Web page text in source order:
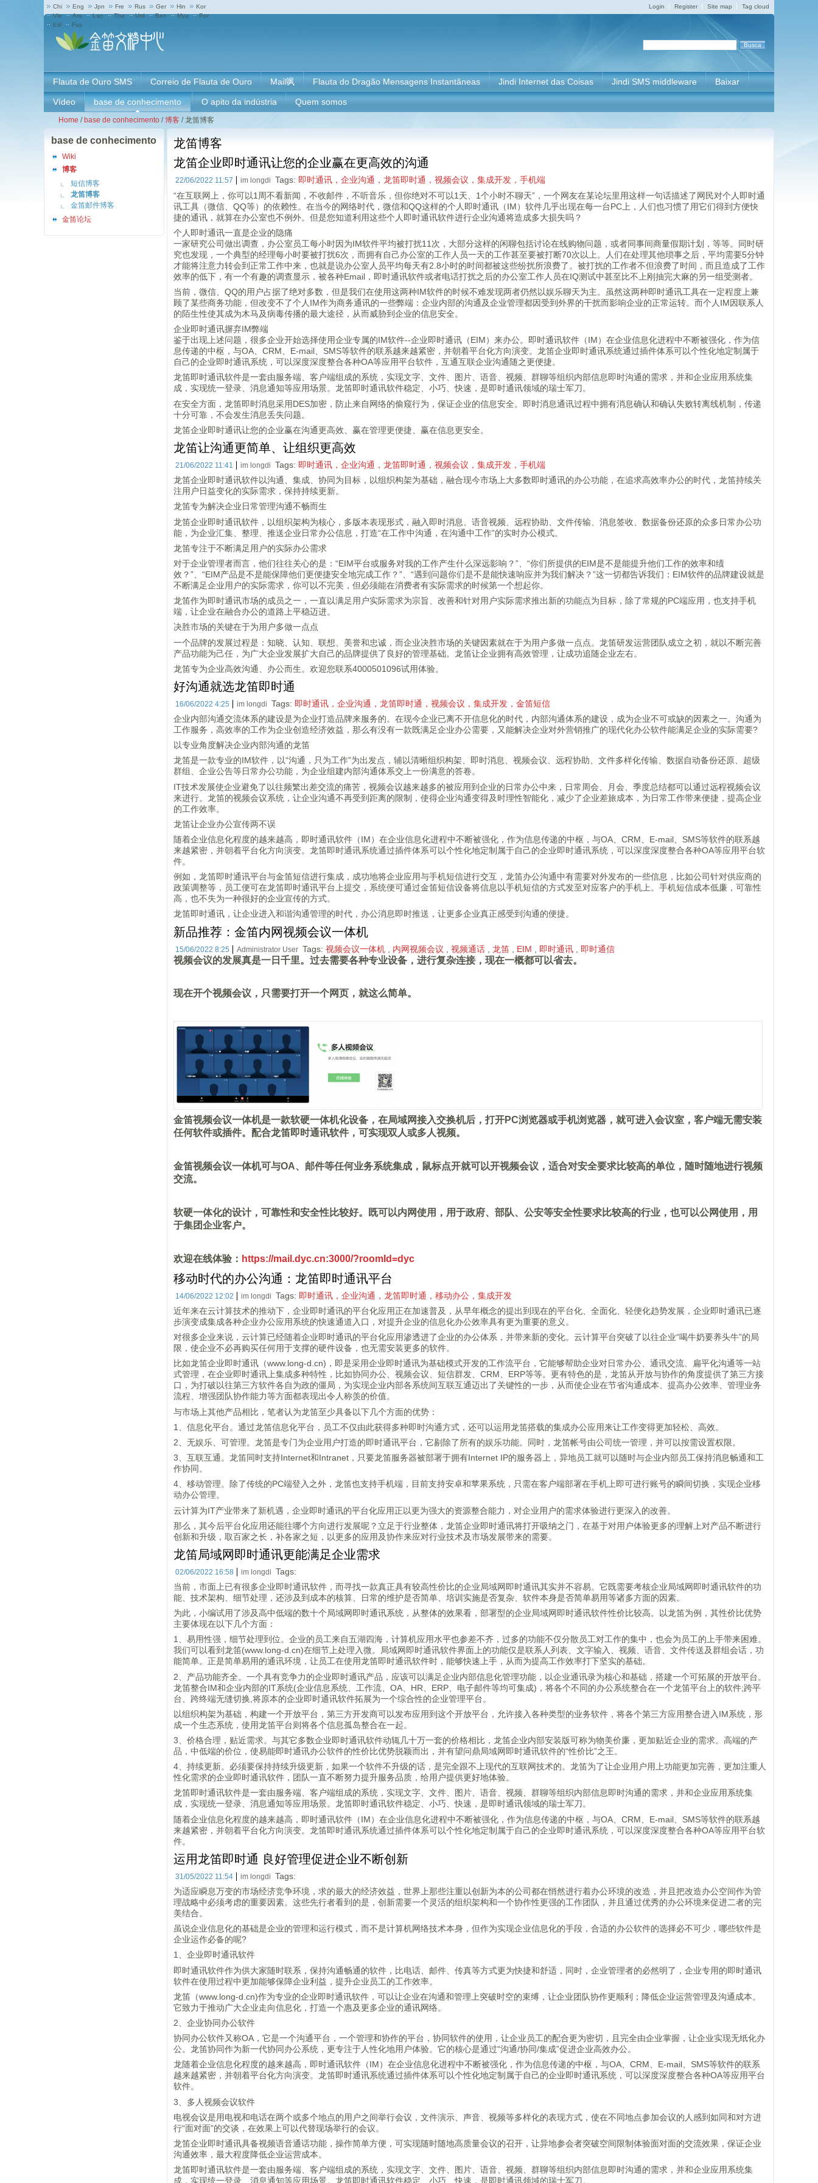
Chi Eng Jpn Fre Rus Ger Hin
Kor
Vie
Ara Lao Tha Urd Ben Mya
Por
Esl
Fas
Tag cloud
Site map
Register
Login
Flauta de Ouro SMS Correio de Flauta de Ouro Mail飒 Flauta do Dragão Mensagens Instantâneas Jindi Internet das Coisas Jindi SMS middleware Baixar
Vídeo base de conhecimento O apito da indústria Quem somos
Home / base de conhecimento / 博客 / 龙笛博客
base de conhecimento
Wiki
博客
短信博客
龙笛博客
金笛邮件博客
金笛论坛
龙笛博客
龙笛企业即时通讯让您的企业赢在更高效的沟通
22/06/2022 11:57 im longdi Tags: 即时通讯，企业沟通，龙笛即时通，视频会议，集成开发，手机端
“在互联网上，你可以1周不看新闻，不收邮件，不听音乐，但你绝对不可以1天、1个小时不聊天”，一个网友在某论坛里用这样一句话描述了网民对个人即时通
讯工具（微信、QQ等）的依赖性。在当今的网络时代，微信和QQ这样的个人即时通讯（IM）软件几乎出现在每一台PC上，人们也习惯了用它们得到方便快
捷的通讯，就算在办公室也不例外。但是您知道利用这些个人即时通讯软件进行企业沟通将造成多大损失吗？
个人即时通讯一直是企业的隐痛
一家研究公司做出调查，办公室员工每小时因为IM软件平均被打扰11次，大部分这样的闲聊包括讨论在线购物问题，或者同事间商量假期计划，等等。同时研
究也发现，一个典型的经理每小时要被打扰6次，而拥有自己办公室的工作人员一天的工作甚至要被打断70次以上。人们在处理其他琐事之后，平均需要5分钟
才能将注意力转会到正常工作中来，也就是说办公室人员平均每天有2.8小时的时间都被这些纷扰所浪费了。被打扰的工作者不但浪费了时间，而且造成了工作
效率的低下，有一个有趣的调查显示，被各种Email，即时通讯软件或者电话打扰之后的办公室工作人员在IQ测试中甚至比不上刚抽完大麻的另一组受测者。
当前，微信、QQ的用户占据了绝对多数，但是我们在使用这两种IM软件的时候不难发现两者仍然以娱乐聊天为主。虽然这两种即时通讯工具在一定程度上兼
顾了某些商务功能，但改变不了个人IM作为商务通讯的一些弊端：企业内部的沟通及企业管理都因受到外界的干扰而影响企业的正常运转。而个人IM因联系人
的陌生性使其成为木马及病毒传播的最大途径，从而威胁到企业的信息安全。
企业即时通讯摒弃IM弊端
鉴于出现上述问题，很多企业开始选择使用企业专属的IM软件--企业即时通讯（EIM）来办公。即时通讯软件（IM）在企业信息化进程中不断被强化，作为信
息传递的中枢，与OA、CRM、E-mail、SMS等软件的联系越来越紧密，并朝着平台化方向演变。龙笛企业即时通讯系统通过插件体系可以个性化地定制属于
自己的企业即时通讯系统，可以深度深度整合各种OA等应用平台软件，互通互联企业沟通随之更便捷。
龙笛即时通讯软件是一套由服务端、客户端组成的系统，实现文字、文件、图片、语音、视频、群聊等组织内部信息即时沟通的需求，并和企业应用系统集
成，实现统一登录、消息通知等应用场景。龙笛即时通讯软件稳定、小巧、快速，是即时通讯领域的瑞士军刀。
在安全方面，龙笛即时消息采用DES加密，防止来自网络的偷窥行为，保证企业的信息安全。即时消息通讯过程中拥有消息确认和确认失败转离线机制，传递
十分可靠，不会发生消息丢失问题。
龙笛企业即时通讯让您的企业赢在沟通更高效、赢在管理更便捷、赢在信息更安全。
龙笛让沟通更简单、让组织更高效
21/06/2022 11:41 im longdi Tags: 即时通讯，企业沟通，龙笛即时通，视频会议，集成开发，手机端
龙笛企业即时通讯软件以沟通、集成、协同为目标，以组织构架为基础，融合现今市场上大多数即时通讯的办公功能，在追求高效率办公的时代，龙笛持续关
注用户日益变化的实际需求，保持持续更新。
龙笛专为解决企业日常管理沟通不畅而生
龙笛企业即时通讯软件，以组织架构为核心，多版本表现形式，融入即时消息、语音视频、远程协助、文件传输、消息签收、数据备份还原的众多日常办公功
能，为企业汇集、整理、推送企业日常办公信息，打造“在工作中沟通，在沟通中工作”的实时办公模式。
龙笛专注于不断满足用户的实际办公需求
对于企业管理者而言，他们往往关心的是：“EIM平台或服务对我的工作产生什么深远影响？”、“你们所提供的EIM是不是能提升他们工作的效率和绩
效？”、“EIM产品是不是能保障他们更便捷安全地完成工作？”、“遇到问题你们是不是能快速响应并为我们解决？”这一切都告诉我们：EIM软件的品牌建设就是
不断满足企业用户的实际需求，你可以不完美，但必须能在消费者有实际需求的时候第一个想起你。
龙笛作为即时通讯市场的成员之一，一直以满足用户实际需求为宗旨、改善和针对用户实际需求推出新的功能点为目标，除了常规的PC端应用，也支持手机
端，让企业在融合办公的道路上平稳迈进。
决胜市场的关键在于为用户多做一点点
一个品牌的发展过程是：知晓、认知、联想、美誉和忠诚，而企业决胜市场的关键因素就在于为用户多做一点点。龙笛研发运营团队成立之初，就以不断完善
产品功能为己任，为广大企业发展扩大自己的品牌提供了良好的管理基础。龙笛让企业拥有高效管理，让成功追随企业左右。
龙笛专为企业高效沟通、办公而生。欢迎您联系4000501096试用体验。
好沟通就选龙笛即时通
16/06/2022 4:25 im longdi Tags: 即时通讯，企业沟通，龙笛即时通，视频会议，集成开发，金笛短信
企业内部沟通交流体系的建设是为企业打造品牌来服务的。在现今企业已离不开信息化的时代，内部沟通体系的建设，成为企业不可或缺的因素之一。沟通为
工作服务，高效率的工作为企业创造经济效益，那么有没有一款既满足企业办公需要，又能解决企业对外营销推广的现代化办公软件能满足企业的实际需要?
以专业角度解决企业内部沟通的龙笛
龙笛是一款专业的IM软件，以“沟通，只为工作”为出发点，辅以清晰组织构架、即时消息、视频会议、远程协助、文件多样化传输、数据自动备份还原、超级
群组、企业公告等日常办公功能，为企业组建内部沟通体系交上一份满意的答卷。
IT技术发展使企业避免了以往频繁出差交流的痛苦，视频会议越来越多的被应用到企业的日常办公中来，日常周会、月会、季度总结都可以通过远程视频会议
来进行。龙笛的视频会议系统，让企业沟通不再受到距离的限制，使得企业沟通变得及时理性智能化，减少了企业差旅成本，为日常工作带来便捷，提高企业
的工作效率。
龙笛让企业办公宣传两不误
随着企业信息化程度的越来越高，即时通讯软件（IM）在企业信息化进程中不断被强化，作为信息传递的中枢，与OA、CRM、E-mail、SMS等软件的联系越
来越紧密，并朝着平台化方向演变。龙笛即时通讯系统通过插件体系可以个性化地定制属于自己的企业即时通讯系统，可以深度深度整合各种OA等应用平台软
件。
例如，龙笛即时通讯平台与金笛短信进行集成，成功地将企业应用与手机短信进行交互，龙笛办公沟通中有需要对外发布的一些信息，比如公司针对供应商的
政策调整等，员工便可在龙笛即时通讯平台上提交，系统便可通过金笛短信设备将信息以手机短信的方式发至对应客户的手机上。手机短信成本低廉，可靠性
高，也不失为一种很好的企业宣传的方式。
龙笛即时通讯，让企业进入和谐沟通管理的时代，办公消息即时推送，让更多企业真正感受到沟通的便捷。
新品推荐：金笛内网视频会议一体机
15/06/2022 8:25 Administrator User Tags: 视频会议一体机, 内网视频会议 视频通话, 龙笛, EIM 即时通讯, 即时通信
视频会议的发展真是一日千里。过去需要各种专业设备，进行复杂连接，现在一概都可以省去。
现在开个视频会议，只需要打开一个网页，就这么简单。
金笛视频会议一体机是一款软硬一体机化设备，在局域网接入交换机后，打开PC浏览器或手机浏览器，就可进入会议室，客户端无需安装
任何软件或插件。配合龙笛即时通讯软件，可实现双人或多人视频。
金笛视频会议一体机可与OA、邮件等任何业务系统集成，鼠标点开就可以开视频会议，适合对安全要求比较高的单位，随时随地进行视频
交流。
软硬一体化的设计，可靠性和安全性比较好。既可以内网使用，用于政府、部队、公安等安全性要求比较高的行业，也可以公网使用，用
于集团企业客户。
欢迎在线体验： https://mail.dyc.cn:3000/?roomId=dyc
移动时代的办公沟通：龙笛即时通讯平台
14/06/2022 12:02 im longdi Tags: 即时通讯，企业沟通，龙笛即时通，移动办公，集成开发
近年来在云计算技术的推动下，企业即时通讯的平台化应用正在加速普及，从早年概念的提出到现在的平台化、全面化、轻便化趋势发展，企业即时通讯已逐
步演变成集成各种企业办公应用系统的快速通道入口，对提升企业的信息化办公效率具有更为重要的意义。
对很多企业来说，云计算已经随着企业即时通讯的平台化应用渗透进了企业的办公体系，并带来新的变化。云计算平台突破了以往企业“喝牛奶要养头牛”的局
限，使企业不必再购买任何用于支撑的硬件设备，也无需安装更多的软件。
比如龙笛企业即时通讯（www.long-d.cn)，即是采用企业即时通讯为基础模式开发的工作流平台，它能够帮助企业对日常办公、通讯交流、扁平化沟通等一站
式管理，在企业即时通讯上集成多种特性，比如协同办公、视频会议、短信群发、CRM、ERP等等。更有特色的是，龙笛从开放与协作的角度提供了第三方接
口，为打破以往第三方软件各自为政的僵局，为实现企业内部各系统间互联互通迈出了关键性的一步，从而使企业在节省沟通成本、提高办公效率、管理业务
流程、增强团队协作能力等方面都表现出令人称羡的价值。
与市场上其他产品相比，笔者认为龙笛至少具备以下几个方面的优势：
1、信息化平台。通过龙笛信息化平台，员工不仅由此获得多种即时沟通方式，还可以运用龙笛搭载的集成办公应用来让工作变得更加轻松、高效。
2、无娱乐、可管理。龙笛是专门为企业用户打造的即时通讯平台，它剔除了所有的娱乐功能。同时，龙笛帐号由公司统一管理，并可以按需设置权限。
3、互联互通。龙笛同时支持Internet和Intranet，只要龙笛服务器被部署于拥有Internet IP的服务器上，异地员工就可以随时与企业内部员工保持消息畅通和工
作协同。
4、移动管理。除了传统的PC端登入之外，龙笛也支持手机端，目前支持安卓和苹果系统，只需在客户端部署在手机上即可进行账号的瞬间切换，实现企业移
动办公管理。
云计算为IT产业带来了新机遇，企业即时通讯的平台化应用正以更为强大的资源整合能力，对企业用户的需求体验进行更深入的改善。
那么，其今后平台化应用还能往哪个方向进行发展呢？立足于行业整体，龙笛企业即时通讯将打开吸纳之门，在基于对用户体验更多的理解上对产品不断进行
创新和升级，取百家之长，补各家之短，以更多的应用及协作来应对行业技术及市场发展带来的需要。
龙笛局域网即时通讯更能满足企业需求
02/06/2022 16:58 im longdi Tags:
当前，市面上已有很多企业即时通讯软件，而寻找一款真正具有较高性价比的企业局域网即时通讯其实并不容易。它既需要考核企业局域网即时通讯软件的功
能、技术架构、细节处理，还涉及到成本的核算、日常的维护是否简单、培训实施是否复杂、软件本身是否简单易用等诸多方面的因素。
为此，小编试用了涉及高中低端的数十个局域网即时通讯系统，从整体的效果看，部署型的企业局域网即时通讯软件性价比较高。以龙笛为例，其性价比优势
主要体现在以下几个方面：
1、易用性强，细节处理到位。企业的员工来自五湖四海，计算机应用水平也参差不齐，过多的功能不仅分散员工对工作的集中，也会为员工的上手带来困难。
我们可以看到龙笛(www.long-d.cn)在细节上处理入微。局域网即时通讯软件界面上的功能仅是联系人列表、文字输入、视频、语音、文件传送及群组会话，功
能简单。正是简单易用的通讯环境，让员工在使用龙笛即时通讯软件时，能够快速上手，从而为提高工作效率打下坚实的基础。
2、产品功能齐全。一个具有竞争力的企业即时通讯产品，应该可以满足企业内部信息化管理功能，以企业通讯录为核心和基础，搭建一个可拓展的开放平台。
龙笛整合IM和企业内部的IT系统(企业信息系统、工作流、OA、HR、ERP、电子邮件等均可集成)，将各个不同的办公系统整合在一个龙笛平台上的软件;跨平
台、跨终端无缝切换,将原本的企业即时通讯软件拓展为一个综合性的企业管理平台。
以组织构架为基础，构建一个开放平台，第三方开发商可以发布应用到这个开放平台，允许接入各种类型的业务软件，将各个第三方应用整合进入IM系统，形
成一个生态系统，使用龙笛平台则将各个信息孤岛整合在一起。
3、价格合理，贴近需求。与其它多数企业即时通讯软件动辄几十万一套的价格相比，龙笛企业内部安装版可称为物美价廉，更加贴近企业的需求。高端的产
品，中低端的价位，使易能即时通讯办公软件的性价比优势脱颖而出，并有望问鼎局域网即时通讯软件的“性价比”之王。
4、持续更新。必须要保持持续升级更新，如果一个软件不升级的话，是完全跟不上现代的互联网技术的。龙笛为了让企业用户用上功能更加完善，更加注重人
性化需求的企业即时通讯软件，团队一直不断努力提升服务品质，给用户提供更好地体验。
龙笛即时通讯软件是一套由服务端、客户端组成的系统，实现文字、文件、图片、语音、视频、群聊等组织内部信息即时沟通的需求，并和企业应用系统集
成，实现统一登录、消息通知等应用场景。龙笛即时通讯软件稳定、小巧、快速，是即时通讯领域的瑞士军刀。
随着企业信息化程度的越来越高，即时通讯软件（IM）在企业信息化进程中不断被强化，作为信息传递的中枢，与OA、CRM、E-mail、SMS等软件的联系越
来越紧密，并朝着平台化方向演变。龙笛即时通讯系统通过插件体系可以个性化地定制属于自己的企业即时通讯系统，可以深度深度整合各种OA等应用平台软
件。
运用龙笛即时通 良好管理促进企业不断创新
31/05/2022 11:54 im longdi Tags:
为适应瞬息万变的市场经济竞争环境，求的最大的经济效益，世界上那些注重以创新为本的公司都在悄然进行着办公环境的改造，并且把改造办公空间作为管
理战略中必须考虑的重要因素。这些先行者看到的是，创新需要一个灵活的组织架构和一个协作性更强的工作团队，并且通过优秀的办公环境来促进二者的完
美结合。
虽说企业信息化的基础是企业的管理和运行模式，而不是计算机网络技术本身，但作为实现企业信息化的手段，合适的办公软件的选择必不可少，哪些软件是
企业运作必备的呢?
1、企业即时通讯软件
即时通讯软件作为供大家随时联系，保持沟通畅通的软件，比电话、邮件、传真等方式更为快捷和舒适，同时，企业管理者的必然明了，企业专用的即时通讯
软件在使用过程中更加能够保障企业利益，提升企业员工的工作效率。
龙笛（www.long-d.cn)作为专业的企业即时通讯软件，可以让企业在沟通和管理上突破时空的束缚，让企业团队协作更顺利；降低企业运营管理及沟通成本。
它致力于推动广大企业走向信息化，打造一个惠及更多企业的通讯网络。
2、企业协同办公软件
协同办公软件又称OA，它是一个沟通平台，一个管理和协作的平台，协同软件的使用，让企业员工的配合更为密切，且完全由企业掌握，让企业实现无纸化办
公。龙笛协同作为新一代协同办公系统，更专注于人性化地用户体验。它的核心是通过“沟通/协同/集成”促进企业高效办公。
龙随着企业信息化程度的越来越高，即时通讯软件（IM）在企业信息化进程中不断被强化，作为信息传递的中枢，与OA、CRM、E-mail、SMS等软件的联系
越来越紧密，并朝着平台化方向演变。龙笛即时通讯系统通过插件体系可以个性化地定制属于自己的企业即时通讯系统，可以深度深度整合各种OA等应用平台
软件。
3、多人视频会议软件
电视会议是用电视和电话在两个或多个地点的用户之间举行会议，文件演示、声音、视频等多样化的表现方式，使在不同地点参加会议的人感到如同和对方进
行“面对面”的交谈，在效果上可以代替现场举行的会议。
龙笛企业即时通讯具备视频语音通话功能，操作简单方便，可实现随时随地高质量会议的召开，让异地参会者突破空间限制体验面对面的交流效果，保证企业
沟通效率，最大程度降低企业运营成本。
龙笛即时通讯软件是一套由服务端、客户端组成的系统，实现文字、文件、图片、语音、视频、群聊等组织内部信息即时沟通的需求，并和企业应用系统集
成，实现统一登录、消息通知等应用场景。龙笛即时通讯软件稳定、小巧、快速，是即时通讯领域的瑞士军刀。